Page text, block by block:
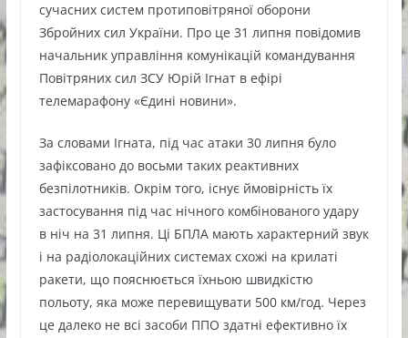
сучасних систем протиповітряної оборони
Збройних сил України. Про це 31 липня повідомив
начальник управління комунікацій командування
Повітряних сил ЗСУ Юрій Ігнат в ефірі
телемарафону «Єдині новини».
За словами Ігната, під час атаки 30 липня було
зафіксовано до восьми таких реактивних
безпілотників. Окрім того, існує ймовірність їх
застосування під час нічного комбінованого удару
в ніч на 31 липня. Ці БПЛА мають характерний звук
і на радіолокаційних системах схожі на крилаті
ракети, що пояснюється їхньою швидкістю
польоту, яка може перевищувати 500 км/год. Через
це далеко не всі засоби ППО здатні ефективно їх